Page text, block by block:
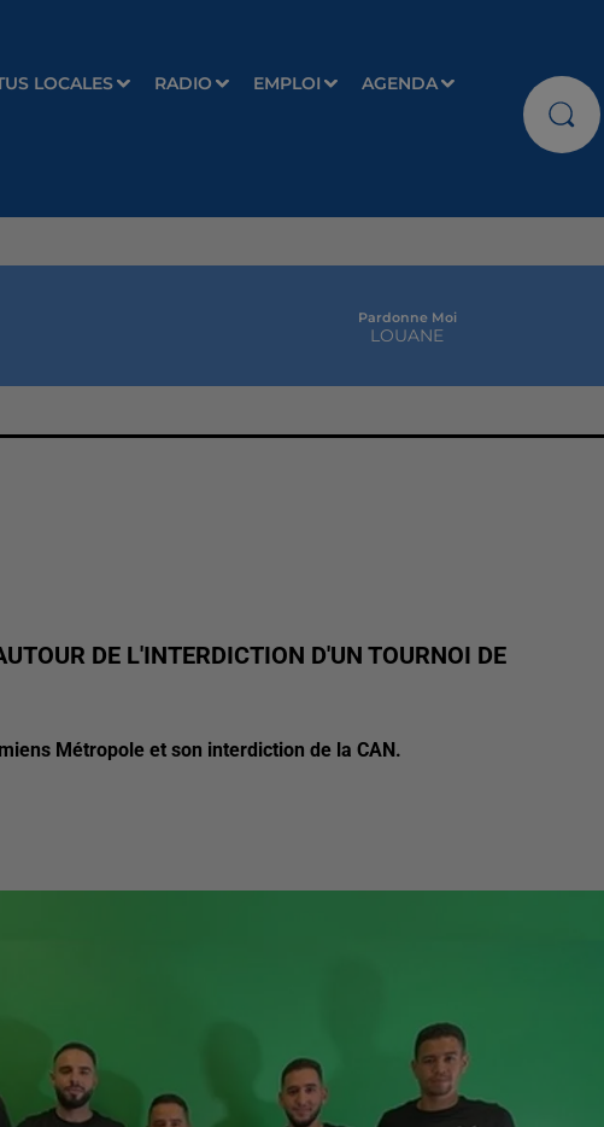
LOCALES RADIO EMPLOI AGENDA
Pardonne Moi
LOUANE
DE L'INTERDICTION D'UN TOURNOI DE
Métropole et son interdiction de la CAN.